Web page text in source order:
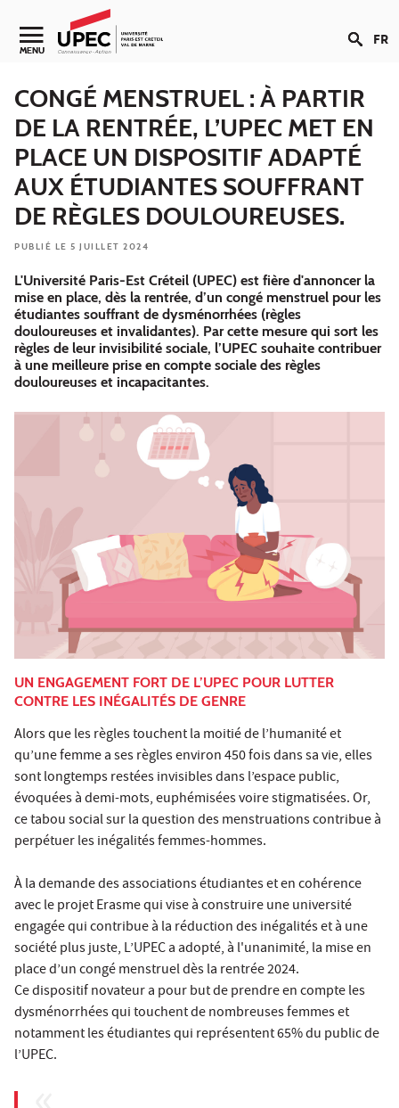
Aller au contenu
Navigation secondaire
MENU FR
CONGÉ MENSTRUEL : À PARTIR
DE LA RENTRÉE, L’UPEC MET EN
PLACE UN DISPOSITIF ADAPTÉ
AUX ÉTUDIANTES SOUFFRANT
DE RÈGLES DOULOUREUSES.
PUBLIÉ LE 5 JUILLET 2024
L'Université Paris-Est Créteil (UPEC) est fière d'annoncer la
mise en place, dès la rentrée, d’un congé menstruel pour les
étudiantes souffrant de dysménorrhées (règles
douloureuses et invalidantes). Par cette mesure qui sort les
règles de leur invisibilité sociale, l’UPEC souhaite contribuer
à une meilleure prise en compte sociale des règles
douloureuses et incapacitantes.
UN ENGAGEMENT FORT DE L’UPEC POUR LUTTER
CONTRE LES INÉGALITÉS DE GENRE
Alors que les règles touchent la moitié de l’humanité et
qu’une femme a ses règles environ 450 fois dans sa vie, elles
sont longtemps restées invisibles dans l’espace public,
évoquées à demi-mots, euphémisées voire stigmatisées. Or,
ce tabou social sur la question des menstruations contribue à
perpétuer les inégalités femmes-hommes.
À la demande des associations étudiantes et en cohérence
avec le projet Erasme qui vise à construire une université
engagée qui contribue à la réduction des inégalités et à une
société plus juste, L’UPEC a adopté, à l'unanimité, la mise en
place d’un congé menstruel dès la rentrée 2024.
Ce dispositif novateur a pour but de prendre en compte les
dysménorrhées qui touchent de nombreuses femmes et
notamment les étudiantes qui représentent 65% du public de
l’UPEC.